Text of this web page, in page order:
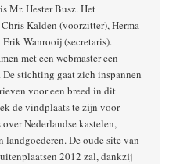
Mr. Hester Busz. Het
Kalden (voorzitter), Herma
Erik Wanrooij (secretaris).
met een webmaster een
stichting gaat zich inspannen
voor een breed in dit
de vindplaats te zijn voor
Nederlandse kastelen,
De oude site van
2012 zal, dankzij